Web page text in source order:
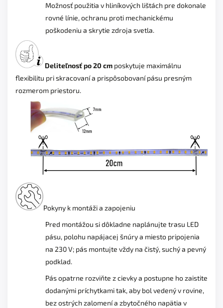
Možnosť použitia v hliníkových lištách pre dokonale
rovné línie, ochranu proti mechanickému
poškodeniu a skrytie zdroja svetla.
Deliteľnosť po 20 cm poskytuje maximálnu
flexibilitu pri skracovaní a prispôsobovaní pásu presným
rozmerom priestoru.
Pokyny k montáži a zapojeniu
Pred montážou si dôkladne naplánujte trasu LED
pásu, polohu napájacej šnúry a miesto pripojenia
na 230 V; pás montujte vždy na čistý, suchý a pevný
podklad.
Pás opatrne rozviňte z cievky a postupne ho zaistite
dodanými príchytkami tak, aby bol vedený v rovine,
bez ostrých zalomení a zbytočného napätia v